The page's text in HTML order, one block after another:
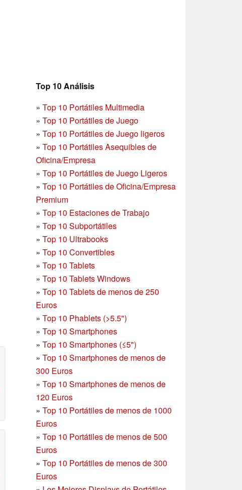
Top 10 Análisis
» Top 10 Portátiles Multimedia
» Top 10 Portátiles de Juego
» Top 10 Portátiles de Juego ligeros
» Top 10 Portátiles Asequibles de
Oficina/Empresa
» Top 10 Portátiles de Juego Ligeros
» Top 10 Portátiles de Oficina/Empresa
Premium
» Top 10 Estaciones de Trabajo
» Top 10 Subportátiles
» Top 10 Ultrabooks
» Top 10 Convertibles
» Top 10 Tablets
» Top 10 Tablets Windows
» Top 10 Tablets de menos de 250
Euros
» Top 10 Phablets (>5.5")
» Top 10 Smartphones
» Top 10 Smartphones (≤5")
» Top 10 Smartphones de menos de
300 Euros
» Top 10 Smartphonesde menos de
120 Euros
» Top 10 Portátiles de menos de 1000
Euros
» Top 10 Portátiles de menos de 500
Euros
» Top 10 Portátiles de menos de 300
Euros